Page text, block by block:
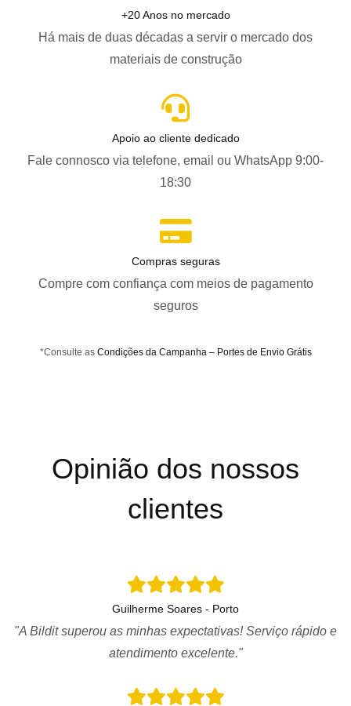
+20 Anos no mercado
Há mais de duas décadas a servir o mercado dos
materiais de construção
Apoio ao cliente dedicado
Fale connosco via telefone, email ou WhatsApp 9:00-
18:30
Compras seguras
Compre com confiança com meios de pagamento
seguros
*Consulte as Condições da Campanha – Portes de Envio Grátis
Opinião dos nossos
clientes
Guilherme Soares - Porto
"A Bildit superou as minhas expectativas! Serviço rápido e
atendimento excelente."